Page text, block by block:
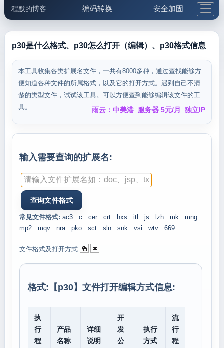
程默的博客 编码转换 安全加固
邮件工具 生活便民 更多工具
5.1支付宝大红包
p30是什么格式、p30怎么打开（编辑）、p30格式信息
本工具收集各类扩展名文件，一共有8000多种，通过查找能够方
便知道各种文件的所属格式，以及它的打开方式。遇到自己不清
楚的类型文件，试试该工具。可以方便查到能够编辑该文件的工
具。
雨云：中美港_服务器 5元/月_独立IP
输入需要查询的扩展名:
常见文件格式: ac3 c cer crt hxs itl js lzh mk
mng
mp2
mqv nra pko sct sln snk vsi wtv 669
文件格式及打开方式:
格式:【p30】文件打开编辑方式信息:
执
行
程
产品
名称
详细
说明
开
发
公
执行
方式
流
行
程